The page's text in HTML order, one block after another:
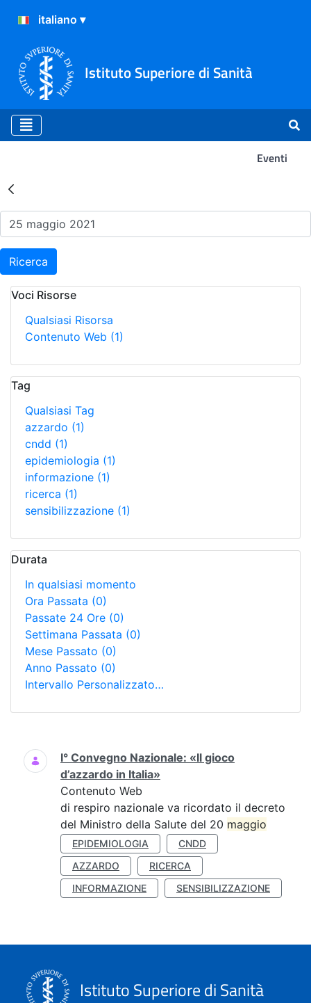
Istituto Superiore di Sanità
Eventi
Risultati della Ricerca -
Ricerca
Voci Risorse
Qualsiasi Risorsa
Contenuto Web (1)
Tag
Qualsiasi Tag
azzardo (1)
cndd (1)
epidemiologia (1)
informazione (1)
ricerca (1)
sensibilizzazione (1)
Durata
In qualsiasi momento
Ora Passata (0)
Passate 24 Ore (0)
Settimana Passata (0)
Mese Passato (0)
Anno Passato (0)
Intervallo Personalizzato…
Ricerca
I° Convegno Nazionale: «Il gioco
d’azzardo in Italia»
Contenuto Web
di respiro nazionale va ricordato il decreto
del Ministro della Salute del 20 maggio
EPIDEMIOLOGIA
CNDD
AZZARDO
RICERCA
INFORMAZIONE
SENSIBILIZZAZIONE
Istituto Superiore di Sanità